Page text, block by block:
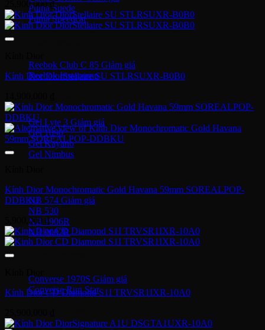
Puma Suede
Puma Speedcat
Reebok Club C 85
Reebok Instapump
Gel Lyte 3
Gel 1090
Gel Kayano
Gel Nimbus
NB 574
NB 530
NB 1906R
NB 2002R
Converse 1970S
Converse Run Star
25,900,000₫
Kính Dior DiorStellaire SU STLRSUXR-B0B0
Kính Dior Monochromatic Gold Havana 59mm SOREALPOP-
DDBKU
5,900,000 ₫
Kính Dior CD Diamond S1I TRVSR1IXR-10A0